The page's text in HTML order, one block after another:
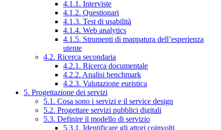
4.1.1. Interviste
4.1.2. Questionari
4.1.3. Test di usabilità
4.1.4. Web analytics
4.1.5. Strumenti di mappatura dell’esperienza
utente
4.2. Ricerca secondaria
4.2.1. Ricerca documentale
4.2.2. Analisi benchmark
4.2.3. Valutazione euristica
5. Progettazione dei servizi
5.1. Cosa sono i servizi e il service design
5.2. Progettare servizi pubblici digitali
5.3. Definire il modello di servizio
5.3.1. Identificare gli attori coinvolti